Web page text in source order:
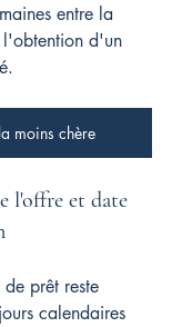
entre la
d'un
moins chère
l'offre et date
prêt reste
calendaires